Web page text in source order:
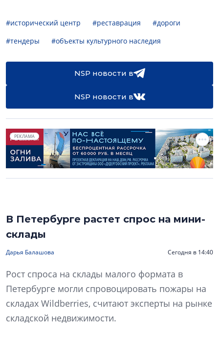
#исторический центр #реставрация
#дороги
#тендеры
#объекты культурного наследия
NSP новости в
NSP новости в
РЕКЛАМА
В Петербурге растет спрос на мини-
склады
Дарья Балашова Сегодня в 14:40
Рост спроса на склады малого формата в
Петербурге могли спровоцировать пожары на
складах Wildberries, считают эксперты на рынке
складской недвижимости.